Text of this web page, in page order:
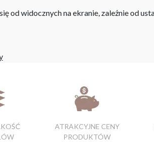
od widocznych na ekranie, zależnie od
ATRAKCYJNE CENY
PRODUKTÓW